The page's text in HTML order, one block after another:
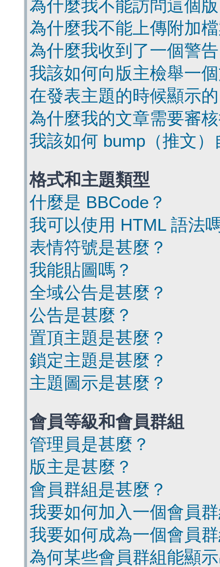
為什麼我不能訪問這個
為什麼我不能上傳附加
為什麼我收到了一個警
我該如何向版主檢舉一
在發表主題的時候顯示
為什麼我的文章需要審
我該如何 bump（推文
格式和主題類型
什麼是 BBCode？
我可以使用 HTML 語法
表情符號是甚麼？
我能貼圖嗎？
全域公告是甚麼？
公告是甚麼？
置頂主題是甚麼？
鎖定主題是甚麼？
主題圖示是甚麼？
會員等級和會員群組
管理員是甚麼？
版主是甚麼？
會員群組是甚麼？
我要如何加入一個會員
我要如何成為一個會員
為何某些會員群組能顯